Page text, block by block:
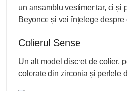
un ansamblu vestimentar, ci și
Beyonce și vei înțelege despre
Colierul Sense
Un alt model discret de colier,
colorate din zirconia și perlele